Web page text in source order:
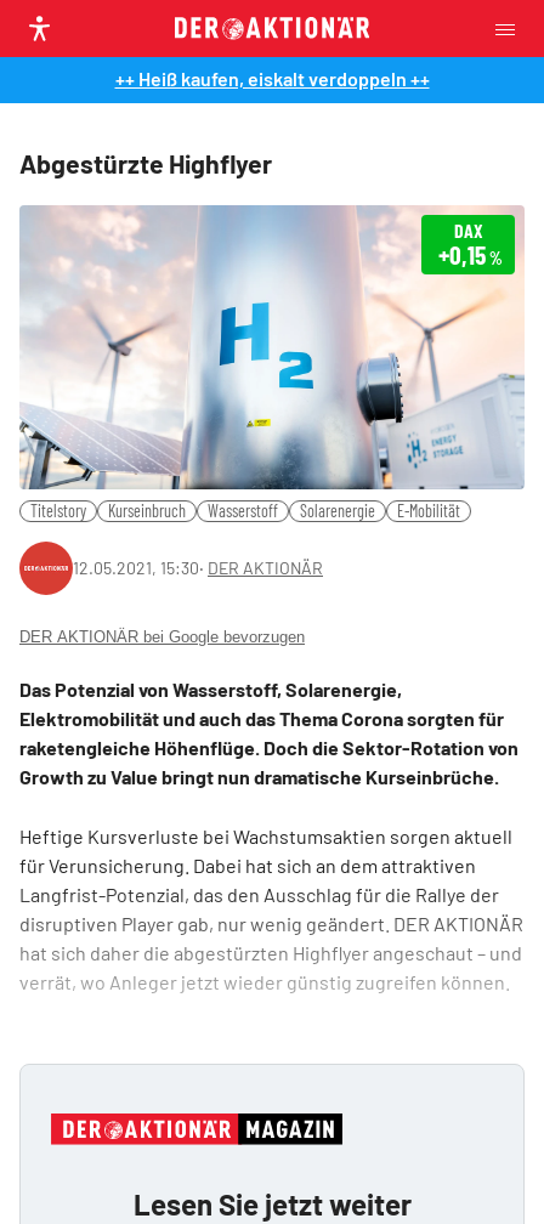
++ Heiß kaufen, eiskalt verdoppeln ++
Abgestürzte Highflyer
DAX
+0,15%
Titelstory Kurseinbruch Wasserstoff Solarenergie E-Mobilität
12.05.2021, 15:30‧ DER AKTIONÄR
DER AKTIONÄR bei Google bevorzugen
Das Potenzial von Wasserstoff, Solarenergie,
Elektromobilität und auch das Thema Corona sorgten für
raketengleiche Höhenflüge. Doch die Sektor-Rotation von
Growth zu Value bringt nun dramatische Kurseinbrüche.
Heftige Kursverluste bei Wachstumsaktien sorgen aktuell
für Verunsicherung. Dabei hat sich an dem attraktiven
Langfrist-­Potenzial, das den Ausschlag für die Rallye der
disruptiven Player gab, nur wenig geändert. DER AKTIONÄR
hat sich daher die abgestürzten Highflyer angeschaut – und
verrät, wo Anleger jetzt wieder günstig zugreifen können.
Lesen Sie jetzt weiter